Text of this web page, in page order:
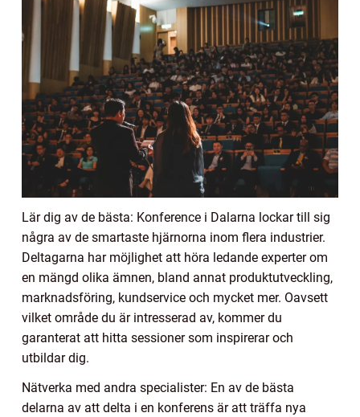
Lär dig av de bästa: Konference i Dalarna lockar till sig
några av de smartaste hjärnorna inom flera industrier.
Deltagarna har möjlighet att höra ledande experter om
en mängd olika ämnen, bland annat produktutveckling,
marknadsföring, kundservice och mycket mer. Oavsett
vilket område du är intresserad av, kommer du
garanterat att hitta sessioner som inspirerar och
utbildar dig.
Nätverka med andra specialister: En av de bästa
delarna av att delta i en konferens är att träffa nya